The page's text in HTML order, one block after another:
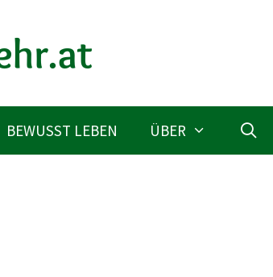
BEWUSST LEBEN ÜBER